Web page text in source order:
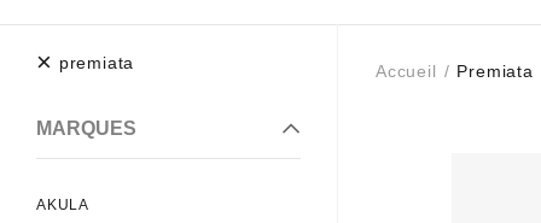
× premiata
MARQUES
AKULA
Accueil Premiata